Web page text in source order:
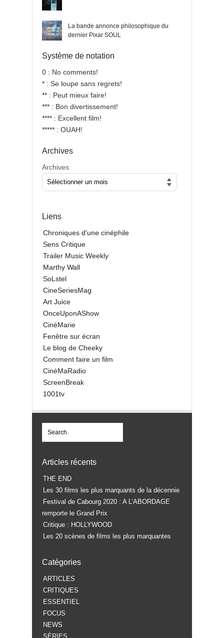
La bande annonce philosophique du
dernier Pixar SOUL
Système de notation
0 : No comments!
* : Se loupe sans regrets!
** : Peut mieux faire!
*** : Bon divertissement!
**** : Excellent film!
***** : OUAH!
Archives
Archives
Liens
Chroniques d'une cinéphile
Sens Critique
Trailer Music Weekly
Marthy Wall
SoLstel
CineSeriesMag
Art Juice
OnceUponAShow
CinéMarie
Fenêtre sur écran
Le blog de Cheeky
Comment faire un film
CinéMaRadio
ScreenBreak
1001tv
Articles récents
THE END
Les 30 films les plus marquants de la décennie
Festival de Cabourg 2020 : A L’ABORDAGE
remporte le Grand Prix
Critique : HOLLYWOOD
Les 20 scènes de films les plus marquantes
Catégories
ARTICLES
CRITIQUES
ESSENTIEL
FOCUS
NEWS
SÉRIES